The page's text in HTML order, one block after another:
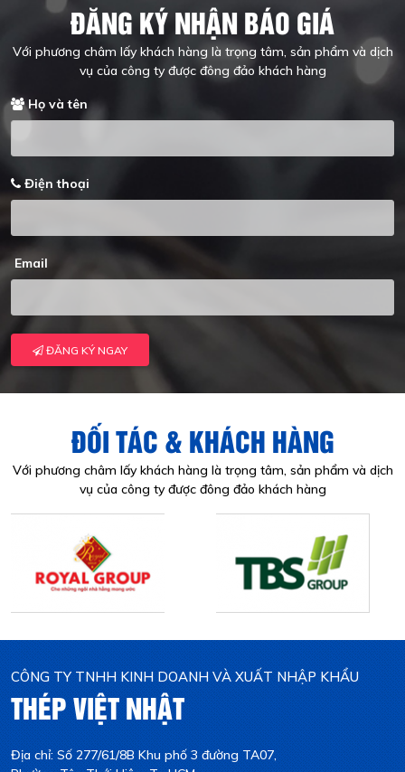
ĐĂNG KÝ NHẬN BÁO GIÁ
Với phương châm lấy khách hàng là trọng tâm, sản phẩm và dịch
vụ của công ty được đông đảo khách hàng
Họ và tên
Điện thoại
Email
ĐĂNG KÝ NGAY
ĐỐI TÁC & KHÁCH HÀNG
Với phương châm lấy khách hàng là trọng tâm, sản phẩm và dịch
vụ của công ty được đông đảo khách hàng
CÔNG TY TNHH KINH DOANH VÀ XUẤT NHẬP KHẨU
THÉP VIỆT NHẬT
Địa chỉ: Số 277/61/8B Khu phố 3 đường TA07,